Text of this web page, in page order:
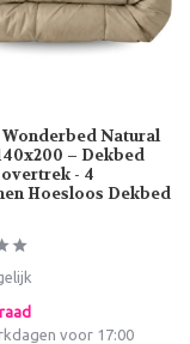
Wonderbed Natural
– Dekbed
- 4
Hoesloos Dekbed
voor 17:00